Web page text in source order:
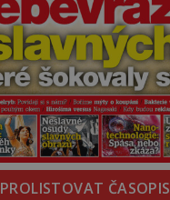
PROLISTOVAT ČASOPIS